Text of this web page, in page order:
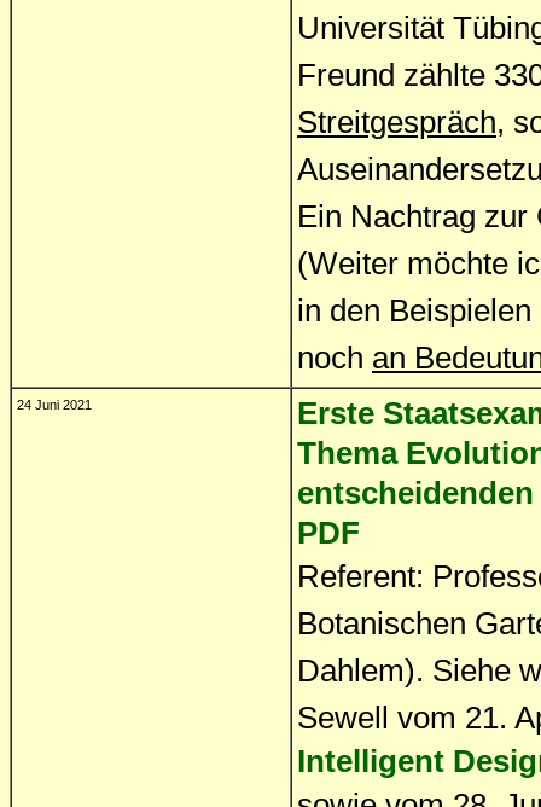
Universität
Freund zählte
Streitgespräch,
Ein Nachtrag
(Weiter möchte
in den
noch an
24 Juni 2021
Erste
Thema
PDF
Referent:
Botanischen
Dahlem). Siehe
Sewell vom 21.
Intelligent